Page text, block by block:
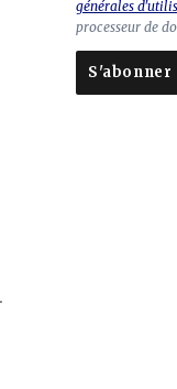
»
m
p
à
générales
processeur de